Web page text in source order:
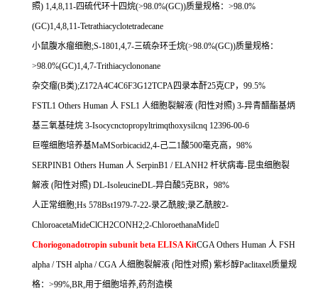
照) 1,4,8,11-四硫代环十四烷(>98.0%(GC))质量规格： >98.0%
(GC)1,4,8,11-Tetrathiacyclotetradecane
小鼠腹水瘤细胞;S-1801,4,7-三硫杂环壬烷(>98.0%(GC))质量规格：
>98.0%(GC)1,4,7-Trithiacyclononane
杂交瘤(B类);Z172A4C4C6F3G12TCPA四录本酐25克CP， 99.5%
FSTL1 Others Human 人 FSL1 人细胞裂解液 (阳性对照) 3-异青醋酯基炳
基三氧基硅烷 3-Isocycnctopropyltrimqthoxysilcnq 12396-00-6
巨噬细胞培养基MaMSorbicacid2,4-己二1酸500毫克高， 98%
SERPINB1 Others Human 人 SerpinB1 / ELANH2 杆状病毒-昆虫细胞裂
解液 (阳性对照) DL-IsoleucineDL-异白酸5克BR， 98%
人正常细胞;Hs 578Bst1979-7-22-录乙酰胺;录乙酰胺2-
ChloroacetaMideClCH2CONH2;2-ChloroethanaMide
Choriogonadotropin subunit beta ELISA KitCGA Others Human 人 FSH
alpha / TSH alpha / CGA人细胞裂解液 (阳性对照) 紫杉醇Paclitaxel质量规
格： >99%,BR,用于细胞培养,药剂造模